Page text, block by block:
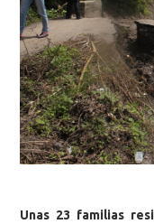
Unas 23 familias